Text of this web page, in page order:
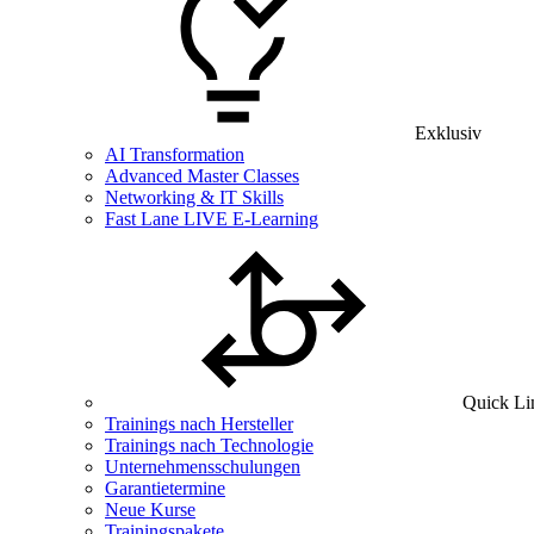
Exklusiv
AI Transformation
Advanced Master Classes
Networking & IT Skills
Fast Lane LIVE E-Learning
Quick
Trainings nach Hersteller
Trainings nach Technologie
Unternehmensschulungen
Garantietermine
Neue Kurse